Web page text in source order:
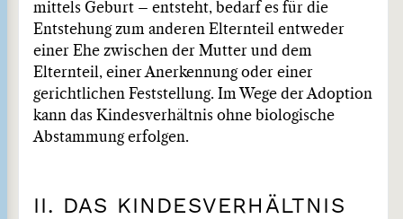
mittels Geburt – entsteht, bedarf es für die
Entstehung zum anderen Elternteil entweder
einer Ehe zwischen der Mutter und dem
Elternteil, einer Anerkennung oder einer
gerichtlichen Feststellung. Im Wege der Adoption
kann das Kindesverhältnis ohne biologische
Abstammung erfolgen.
II. DAS KINDESVERHÄLTNIS